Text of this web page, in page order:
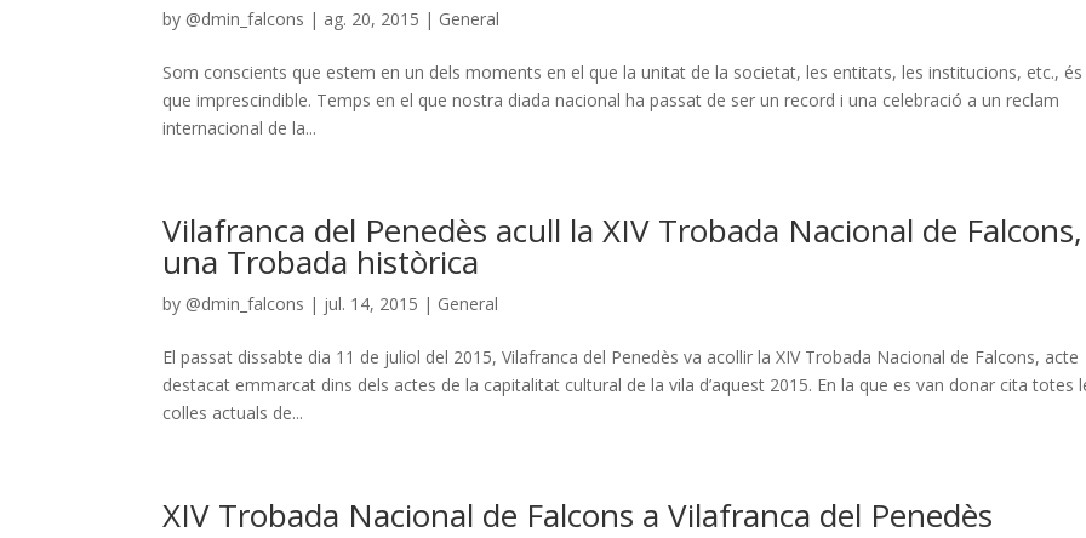
by @dmin_falcons | ag. 20, 2015 | General
Som conscients que estem en un dels moments en el que la unitat de la societat, les entitats, les institucions, etc.,
que imprescindible. Temps en el que nostra diada nacional ha passat de ser un record i una celebració a un reclam
internacional de la...
Vilafranca del Penedès acull la XIV Trobada Nacional de Falcons,
una Trobada històrica
by @dmin_falcons | jul. 14, 2015 | General
El passat dissabte dia 11 de juliol del 2015, Vilafranca del Penedès va acollir la XIV Trobada Nacional de Falcons, acte
destacat emmarcat dins dels actes de la capitalitat cultural de la vila d’aquest 2015. En la que es van donar cita totes
colles actuals de...
XIV Trobada Nacional de Falcons a Vilafranca del Penedès